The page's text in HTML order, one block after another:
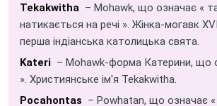
Tekakwitha – Mohawk, що означає «
натикається на речі ». Жінка-могавк
перша індіанська католицька свята.
Kateri – Mohawk-форма Катерини, що
». Християнське ім'я Tekakwitha.
Pocahontas – Powhatan, що означає